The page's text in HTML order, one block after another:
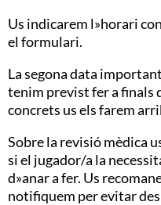
Us indicarem l»horari
el formulari.
La segona data
tenim previst fer a finals
concrets us els farem
Sobre la revisió mèdica
si el jugador/a la
d»anar a fer. Us
notifiquem per evitar